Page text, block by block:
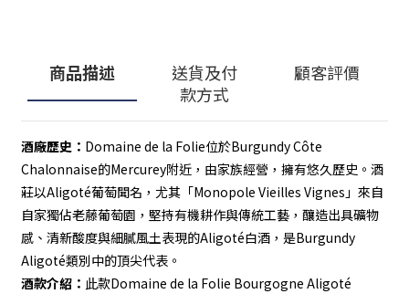
商品描述
送貨及付
款方式
顧客評價
酒廠歷史： Domaine de la Folie位於Burgundy Côte
Chalonnaise的Mercurey附近，由家族經營，擁有悠久歷史。酒
莊以Aligoté葡萄聞名，尤其「Monopole Vieilles Vignes」來自
自家獨佔老藤葡萄園，堅持有機耕作與傳統工藝，釀造出具礦物
感、清新酸度與細膩風土表現的Aligoté白酒，是Burgundy
Aligoté類別中的頂尖代表。
酒款介紹： 此款Domaine de la Folie Bourgogne Aligoté